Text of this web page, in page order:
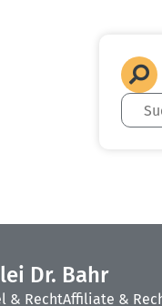
Dr. Bahr
& RechtAffiliate &